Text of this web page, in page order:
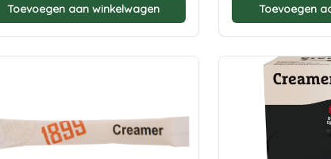
Toevoegen aan winkelwagen Toevoegen